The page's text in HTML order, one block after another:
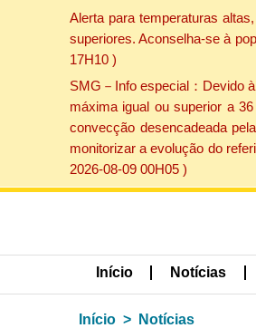
Alerta para temperaturas
superiores. Aconselha-se à
17H10 )
SMG－Info especial：Devido
máxima igual ou superior a
convecção desencadeada
monitorizar a evolução do
2026-08-09 00H05 )
Início Notícias
Início Notícias